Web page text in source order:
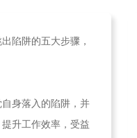
陷阱的五大步骤，
身落入的陷阱，并
升工作效率，受益